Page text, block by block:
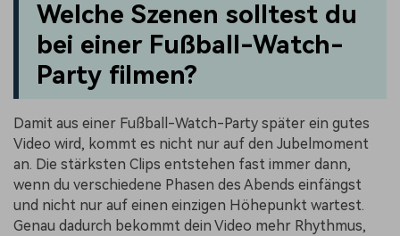
Welche Szenen solltest du
bei einer Fußball-Watch-
Party filmen?
Damit aus einer Fußball-Watch-Party später ein gutes
Video wird, kommt es nicht nur auf den Jubelmoment
an. Die stärksten Clips entstehen fast immer dann,
wenn du verschiedene Phasen des Abends einfängst
und nicht nur auf einen einzigen Höhepunkt wartest.
Genau dadurch bekommt dein Video mehr Rhythmus,